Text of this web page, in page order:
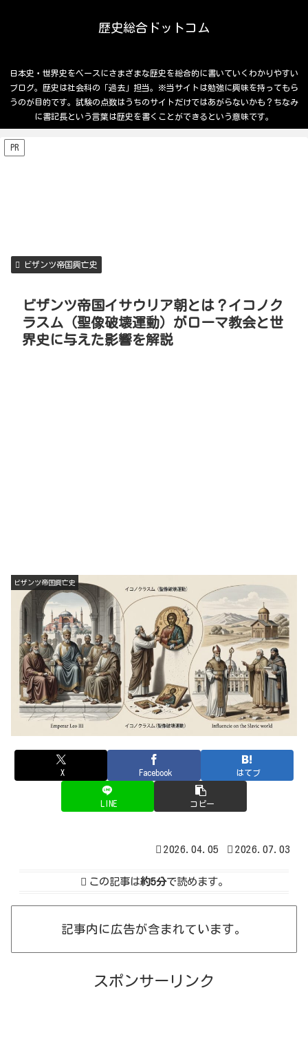
歴史総合ドットコム
日本史・世界史をベースにさまざまな歴史を総合的に書いていくわかりやすい
ブログ。歴史は社会科の「過去」担当。※当サイトは勉強に興味を持ってもら
うのが目的です。試験の点数はうちのサイトだけではあがらないかも？ちなみ
に書記長という言葉は歴史を書くことができるという意味です。
PR
ビザンツ帝国興亡史
ビザンツ帝国イサウリア朝とは？イコノク
ラスム（聖像破壊運動）がローマ教会と世
界史に与えた影響を解説
ビザンツ帝国興亡史
X Facebook はてブ
LINE コピー
2026.04.05 2026.07.03
この記事は約5分で読めます。
記事内に広告が含まれています。
スポンサーリンク